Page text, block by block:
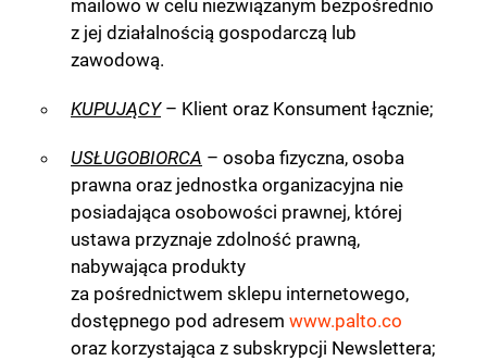
mailowo w celu niezwiązanym bezpośrednio
z jej działalnością gospodarczą lub
zawodową.
KUPUJĄCY– Klient oraz Konsument łącznie;
USŁUGOBIORCA – osoba fizyczna, osoba
prawna oraz jednostka organizacyjna nie
posiadająca osobowości prawnej, której
ustawa przyznaje zdolność prawną,
nabywająca produkty
za pośrednictwem sklepu internetowego,
dostępnego pod adresem www.palto.co
oraz korzystająca z subskrypcji Newslettera;